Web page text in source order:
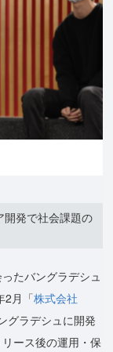
開発で社会課題の
たバングラデシュ
2月「株式会社
グラデシュに開発
ース後の運用・保